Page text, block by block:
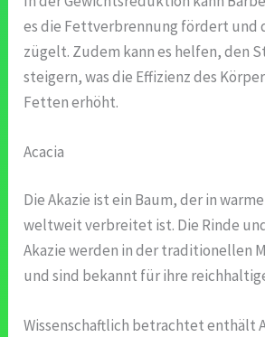
es die Fettverbrennung fördert und
zügelt. Zudem kann es helfen, den
steigern, was die Effizienz des
Fetten erhöht.
Acacia
Die Akazie ist ein Baum, der in
weltweit verbreitet ist. Die Rinde
Akazie werden in der traditionellen
und sind bekannt für ihre
Wissenschaftlich betrachtet enthält